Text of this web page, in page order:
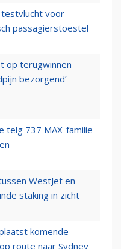
voor
passagierstoestel
op terugwinnen
bezorgend’
telg 737 MAX-familie
WestJet en
staking in zicht
komende
route naar Sydney